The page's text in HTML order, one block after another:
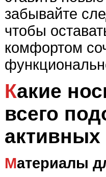
забывайте
чтобы
комфортом
Какие носки лучше
всего
активных
Материалы